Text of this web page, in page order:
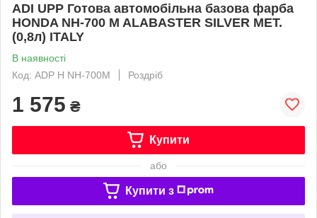
ADI UPP Готова автомобільна базова фарба
HONDA NH-700 M ALABASTER SILVER MET.
(0,8л) ITALY
В наявності
Код: ADP H NH-700M
Роздріб
1 575 ₴
Купити
або
Купити з